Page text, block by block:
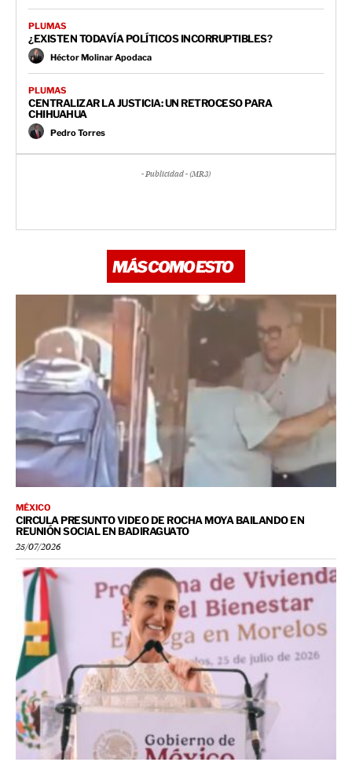
PLUMAS
¿EXISTEN TODAVÍA POLÍTICOS INCORRUPTIBLES?
Héctor Molinar Apodaca
PLUMAS
CENTRALIZAR LA JUSTICIA: UN RETROCESO PARA
CHIHUAHUA
Pedro Torres
- Publicidad - (MR3)
MÁS COMO ESTO
MÉXICO
CIRCULA PRESUNTO VIDEO DE ROCHA MOYA BAILANDO EN
REUNIÓN SOCIAL EN BADIRAGUATO
25/07/2026